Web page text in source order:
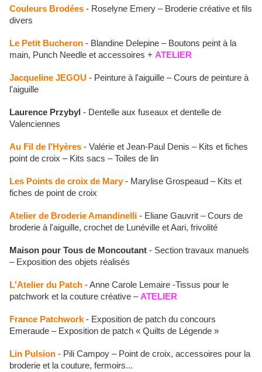
Couleurs Brodées - Roselyne Emery – Broderie créative et fils
divers
Le Petit Bucheron - Blandine Delepine – Boutons peint à la
main, Punch Needle et accessoires + ATELIER
Jacqueline JEGOU - Peinture à l'aiguille – Cours de peinture à
l'aiguille
Laurence Przybyl - Dentelle aux fuseaux et dentelle de
Valenciennes
Au Fil de l'Hyères - Valérie et Jean-Paul Denis – Kits et fiches
point de croix – Kits sacs – Toiles de lin
Les Points de croix de Mary - Marylise Grospeaud – Kits et
fiches de point de croix
Atelier de Broderie Amandinelli - Eliane Gauvrit – Cours de
broderie à l'aiguille, crochet de Lunéville et Aari, frivolité
Maison pour Tous de Moncoutant - Section travaux manuels
– Exposition des objets réalisés
L'Atelier du Patch - Anne Carole Lemaire -Tissus pour le
patchwork et la couture créative –ATELIER
France Patchwork - Exposition de patch du concours
Emeraude – Exposition de patch « Quilts de Légende »
Lin Pulsion - Pili Campoy – Point de croix, accessoires pour la
broderie et la couture, fermoirs...